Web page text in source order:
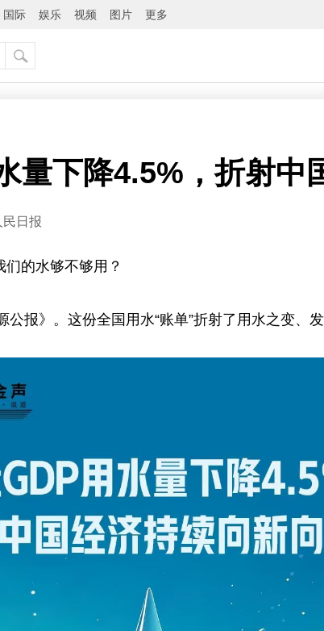
国际 娱乐 视频 图片 更多
量下降4.5%，折射中
民日报
的水够不够用？
报》。这份全国用水“账单”折射了用水之变、